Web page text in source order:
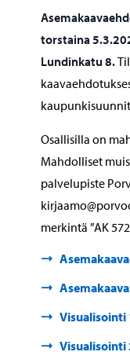
torstaina
Lundinkatu 8.
Osallisilla on
Mahdolliset
palvelupiste
merkintä ”AK
Visualisointi
Visualisointi